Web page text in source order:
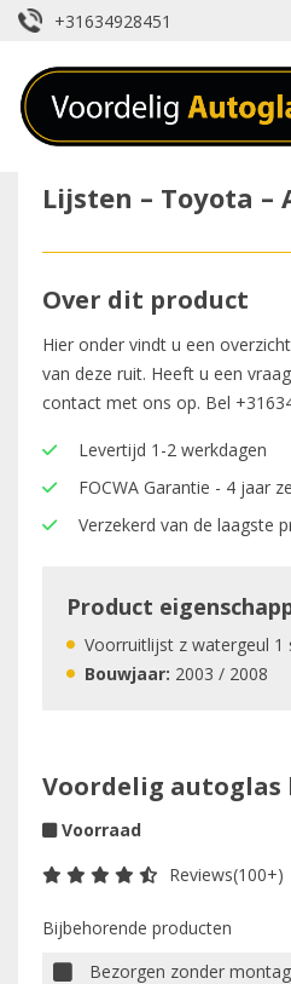
+31634928451
Lijsten – Toyota –
Over dit product
Hier onder vindt u een
van deze ruit. Heeft u een
contact met ons op. Bel
Levertijd 1-2 werkdagen
FOCWA Garantie - 4 jaar
Verzekerd van de laagste
Product
Voorruitlijst z watergeul 1
Bouwjaar: 2003 / 2008
Voordelig autoglas
Voorraad
Reviews(100+)
Bijbehorende producten
Bezorgen zonder